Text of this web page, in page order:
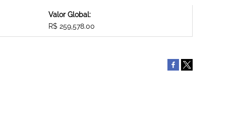
Valor Global:
R$ 259,578.00